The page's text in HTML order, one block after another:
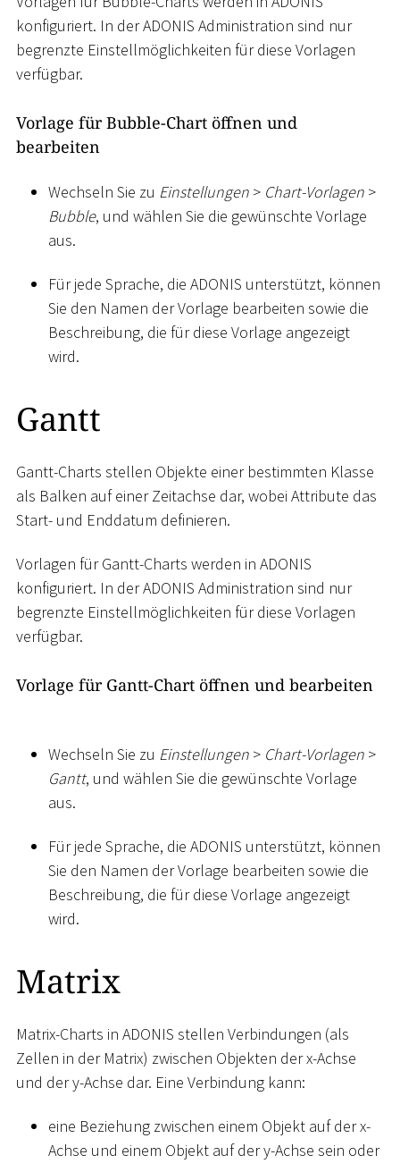
konfiguriert. In der ADONIS Administration sind nur
begrenzte Einstellmöglichkeiten für diese Vorlagen
verfügbar.
Vorlage für Bubble-Chart öffnen und
bearbeiten
Wechseln Sie zu Einstellungen > Chart-Vorlagen >
Bubble, und wählen Sie die gewünschte Vorlage
aus.
Für jede Sprache, die ADONIS unterstützt, können
Sie den Namen der Vorlage bearbeiten sowie die
Beschreibung, die für diese Vorlage angezeigt
wird.
Gantt
Gantt-Charts stellen Objekte einer bestimmten Klasse
als Balken auf einer Zeitachse dar, wobei Attribute das
Start- und Enddatum definieren.
Vorlagen für Gantt-Charts werden in ADONIS
konfiguriert. In der ADONIS Administration sind nur
begrenzte Einstellmöglichkeiten für diese Vorlagen
verfügbar.
Vorlage für Gantt-Chart öffnen und bearbeiten
Wechseln Sie zu Einstellungen > Chart-Vorlagen >
Gantt, und wählen Sie die gewünschte Vorlage
aus.
Für jede Sprache, die ADONIS unterstützt, können
Sie den Namen der Vorlage bearbeiten sowie die
Beschreibung, die für diese Vorlage angezeigt
wird.
Matrix
Matrix-Charts in ADONIS stellen Verbindungen (als
Zellen in der Matrix) zwischen Objekten der x-Achse
und der y-Achse dar. Eine Verbindung kann:
eine Beziehung zwischen einem Objekt auf der x-
Achse und einem Objekt auf der y-Achse sein oder